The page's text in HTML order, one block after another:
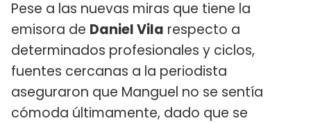
Pese a las nuevas miras que tiene la
emisora de Daniel Vila respecto a
determinados profesionales y ciclos,
fuentes cercanas a la periodista
aseguraron que Manguel no se sentía
cómoda últimamente, dado que se